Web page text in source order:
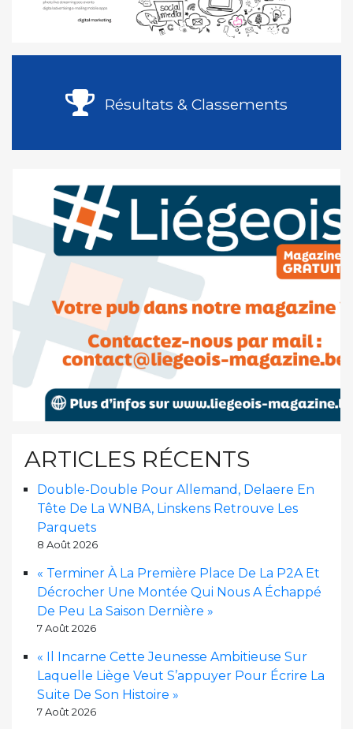
Résultats & Classements
ARTICLES RÉCENTS
Double-Double Pour Allemand, Delaere En
Tête De La WNBA, Linskens Retrouve Les
Parquets
8 Août 2026
« Terminer À La Première Place De La P2A Et
Décrocher Une Montée Qui Nous A Échappé
De Peu La Saison Dernière »
7 Août 2026
« Il Incarne Cette Jeunesse Ambitieuse Sur
Laquelle Liège Veut S’appuyer Pour Écrire La
Suite De Son Histoire »
7 Août 2026